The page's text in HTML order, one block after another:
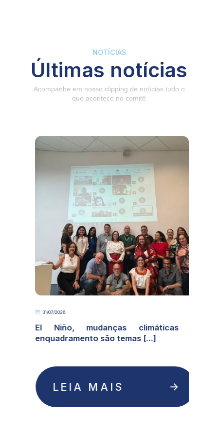
NOTÍCIAS
Últimas notícias
Acompanhe em nosso clipping de notícias tudo o
que acontece no comitê
31/07/2026
El Niño, mudanças climáticas e
enquadramento são temas [...]
LEIA MAIS